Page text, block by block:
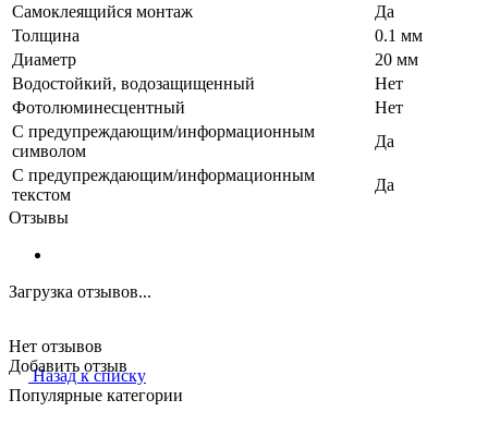
Самоклеящийся монтаж
Да
Толщина
0.1 мм
Диаметр
20 мм
Водостойкий, водозащищенный
Нет
Фотолюминесцентный
Нет
С предупреждающим/информационным
символом
Да
С предупреждающим/информационным
текстом
Да
Отзывы
Загрузка отзывов...
Нет отзывов
Добавить отзыв
Назад к списку
Популярные категории